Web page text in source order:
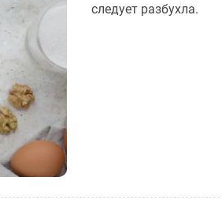
следует разбухла.